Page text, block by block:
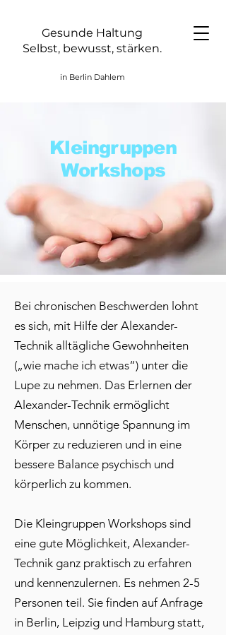
Gesunde Haltung
Selbst, bewusst, stärken.
in Berlin Dahlem
Kleingruppen
Workshops
Bei chronischen Beschwerden lohnt
es sich, mit Hilfe der Alexander-
Technik alltägliche Gewohnheiten
(„wie mache ich etwas“) unter die
Lupe zu nehmen. Das Erlernen der
Alexander-Technik ermöglicht
Menschen, unnötige Spannung im
Körper zu reduzieren und in eine
bessere Balance psychisch und
körperlich zu kommen.
Die Kleingruppen Workshops sind
eine gute Möglichkeit, Alexander-
Technik ganz praktisch zu erfahren
und kennenzulernen. Es nehmen 2-5
Personen teil. Sie finden auf Anfrage
in Berlin, Leipzig und Hamburg statt,